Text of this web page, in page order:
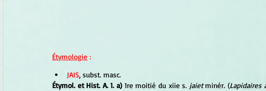
Étymologie :
JAIS, subst. masc.
Étymol. et Hist. A. 1. a) 1re moitié du xiie s. jaiet minér. (Lapidaires